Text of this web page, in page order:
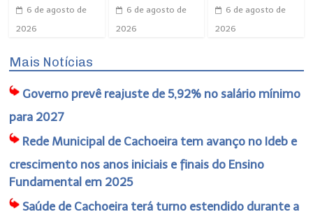
6 de agosto de
2026
6 de agosto de
2026
6 de agosto de
2026
Mais Notícias
Governo prevê reajuste de 5,92% no salário mínimo
para 2027
Rede Municipal de Cachoeira tem avanço no Ideb e
crescimento nos anos iniciais e finais do Ensino
Fundamental em 2025
Saúde de Cachoeira terá turno estendido durante a